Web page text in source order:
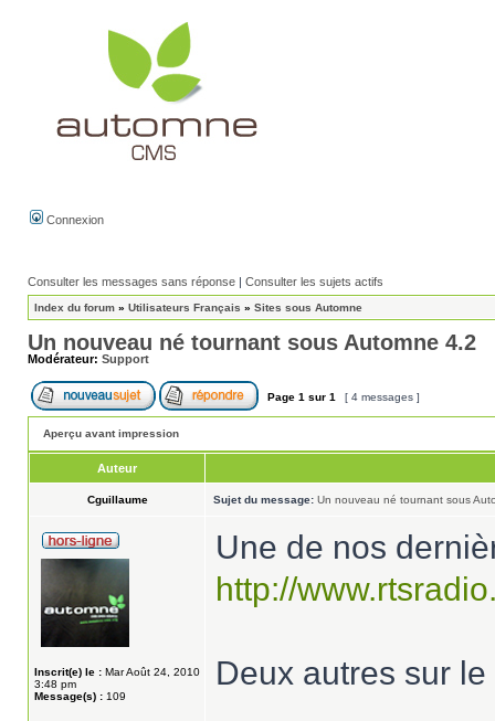
Connexion
Consulter les messages sans réponse | Consulter les sujets actifs
Index du forum » Utilisateurs Français » Sites sous Automne
Un nouveau né tournant sous Automne 4.2
Modérateur: Support
Page 1 sur 1 [ 4 messages ]
Aperçu avant impression
Auteur
Cguillaume Sujet du message: Un nouveau né tournant sous
Inscrit(e) le : Mar Août 24, 2010
3:48 pm
Message(s) : 109
Une de nos
http://
Deux autres sur